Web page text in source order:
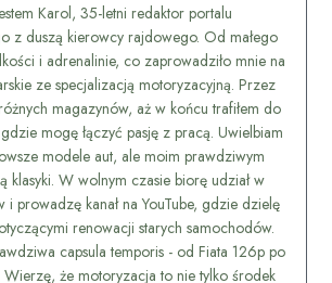
Karol, 35-letni redaktor portalu
z duszą kierowcy rajdowego. Od małego
i adrenalinie, co zaprowadziło mnie na
ze specjalizacją motoryzacyjną. Przez
magazynów, aż w końcu trafiłem do
mogę łączyć pasję z pracą. Uwielbiam
modele aut, ale moim prawdziwym
klasyki. W wolnym czasie biorę udział w
i prowadzę kanał na YouTube, gdzie dzielę
renowacji starych samochodów.
capsula temporis - od Fiata 126p po
Wierzę, że motoryzacja to nie tylko środek